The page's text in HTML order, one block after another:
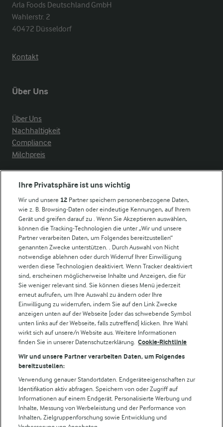
Arla Foods Deutschland GmbH
Wahlerstr. 2
40472 Düsseldorf
Kontakt
Über Uns
Über Uns
Nachhaltigkeit
Compliance
Milchpreis
Weitere Arla Websites
Castello
Lurpak
Arla Pro
Für unsere Landwirt:innen
Folge uns!
© Arla Foods amba 2026
Cookie Wahl wieder öffnen
Ihre Privatsphäre ist uns wichtig
Wir und unsere 12 Partner speichern personenbezogene Daten,
wie z. B. Browsing-Daten oder eindeutige Kennungen, auf Ihrem
Gerät und greifen darauf zu . Wenn Sie Akzeptieren auswählen,
können die Tracking-Technologien die unter „Wir und unsere
Partner verarbeiten Daten, um Folgendes bereitzustellen“
genannten Zwecke unterstützen. . Durch Auswahl von Nicht
notwendige ablehnen oder durch Widerruf Ihrer Einwilligung
werden diese Technologien deaktiviert. Wenn Tracker deaktiviert
sind, erscheinen möglicherweise Inhalte und Anzeigen, die für
Sie weniger relevant sind. Sie können dieses Menü jederzeit
erneut aufrufen, um Ihre Auswahl zu ändern oder Ihre
Einwilligung zu widerrufen, indem Sie auf den Link Zwecke
anzeigen unten auf der Webseite [oder das schwebende Symbol
unten links auf der Webseite, falls zutreffend] klicken. Ihre Wahl
wirkt sich auf unsere/n Website aus. Weitere Informationen
finden Sie in unserer Datenschutzerklärung. Cookie-Richtlinie
Wir und unsere Partner verarbeiten Daten, um Folgendes
bereitzustellen:
Verwendung genauer Standortdaten. Endgeräteeigenschaften zur
Identifikation aktiv abfragen. Speichern von oder Zugriff auf
Informationen auf einem Endgerät. Personalisierte Werbung und
Inhalte, Messung von Werbeleistung und der Performance von
Inhalten, Zielgruppenforschung sowie Entwicklung und